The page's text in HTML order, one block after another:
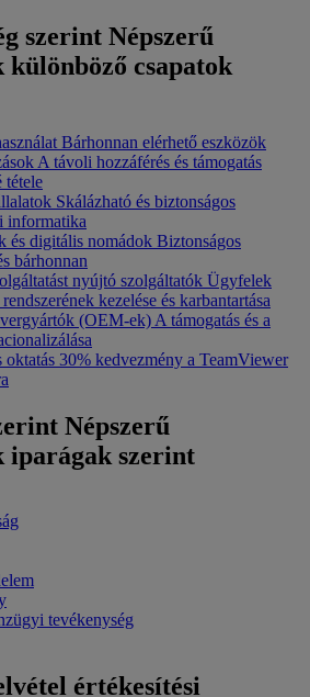
szerint Népszerű
különböző csapatok
Bárhonnan elérhető eszközök
A távoli hozzáférés és támogatás
tétele
Skálázható és biztonságos
informatika
és digitális nomádok Biztonságos
bárhonnan
nyújtó szolgáltatók Ügyfelek
kezelése és karbantartása
(OEM-ek) A támogatás és a
oktatás 30% kedvezmény a TeamViewer
Népszerű
iparágak szerint
tevékenység
értékesítési